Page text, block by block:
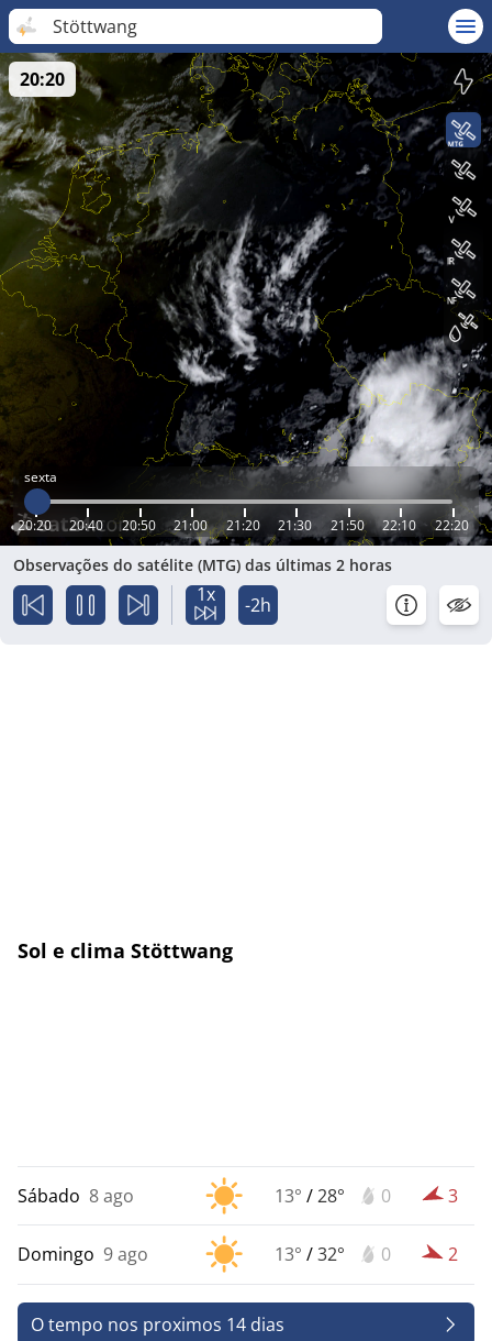
Stöttwang
sexta
20:20 20:40 20:50 21:00 21:20 21:30 21:50 22:10 22:20
20:20
Observações do satélite (MTG) das últimas 2 horas
1x -2h
Sol e clima Stöttwang
Sábado 8 ago 13° /28° 0 3
Domingo 9 ago 13° /32° 0 2
O tempo nos proximos 14 dias